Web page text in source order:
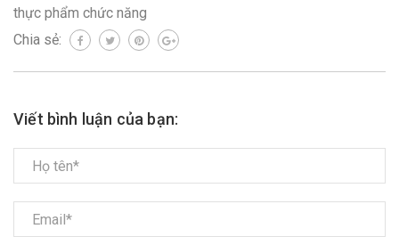
thực phẩm chức năng
Chia sẻ:
Viết bình luận của bạn: